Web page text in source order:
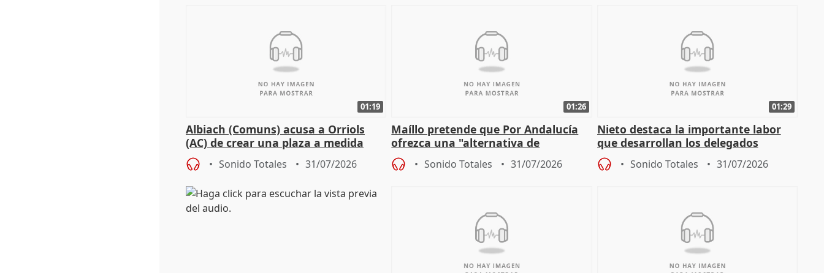
01:19
Albiach (Comuns) acusa a Orriols
(AC) de crear una plaza a medida
para su hija en Ripoll (Girona)
Sonido Totales 31/07/2026
01:26
Maíllo pretende que Por Andalucía
ofrezca una "alternativa de
gobierno" con su labor de oposición
Sonido Totales 31/07/2026
01:29
Nieto destaca la importante labor
que desarrollan los delegados
territoriales de la Junta
Sonido Totales 31/07/2026